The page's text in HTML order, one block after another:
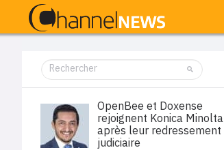
OpenBee et Doxense
rejoignent Konica Minolta
après leur redressement
judiciaire